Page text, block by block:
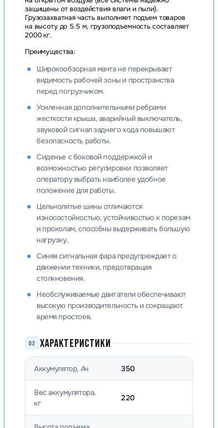
защищены от воздействия влаги и пыли).
Грузозахватная часть выполняет подъем товаров
на высоту до 5.5 м, грузоподъемность составляет
2000 кг.
Преимущества:
Широкообзорная мачта не перекрывает
видимость рабочей зоны и пространства
перед погрузчиком.
Усиленная дополнительными ребрами
жесткости крыша, аварийный выключатель,
звуковой сигнал заднего хода повышают
безопасность работы.
Сиденье с боковой поддержкой и
возможностью регулировки позволяет
оператору выбрать наиболее удобное
положение для работы.
Цельнолитые шины отличаются
износостойкостью, устойчивостью к порезам
и проколам, способны выдерживать большую
нагрузку.
Синяя сигнальная фара предупреждает о
движении техники, предотвращая
столкновения.
Необслуживаемые двигатели обеспечивают
высокую производительность и сокращают
время простоев.
02 ХАРАКТЕРИСТИКИ
Аккумулятор, Ач 350
Вес аккумулятора,
кг
220